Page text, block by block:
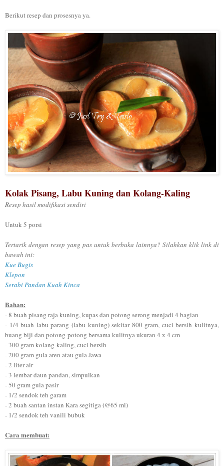
Berikut resep dan prosesnya ya.
Kolak Pisang, Labu Kuning dan Kolang-Kaling
Resep hasil modifikasi sendiri
Untuk 5 porsi
Tertarik dengan resep yang pas untuk berbuka lainnya? Silahkan klik link di
bawah ini:
KueBugis
Klepon
Serabi Pandan Kuah Kinca
Bahan:
- 8 buah pisang raja kuning, kupas dan potong serong menjadi 4 bagian
- 1/4 buah labu parang (labu kuning) sekitar 800 gram, cuci bersih kulitnya,
buang biji dan potong-potong bersama kulitnya ukuran 4 x 4 cm
- 300 gram kolang-kaling, cuci bersih
- 200 gram gulaaren atau gula Jawa
- 2 liter air
- 3 lembar daun pandan, simpulkan
- 50 gram gula pasir
- 1/2 sendok teh garam
-2 buah santan instan Kara segitiga (@65 ml)
- 1/2 sendok teh vanili bubuk
Cara membuat: